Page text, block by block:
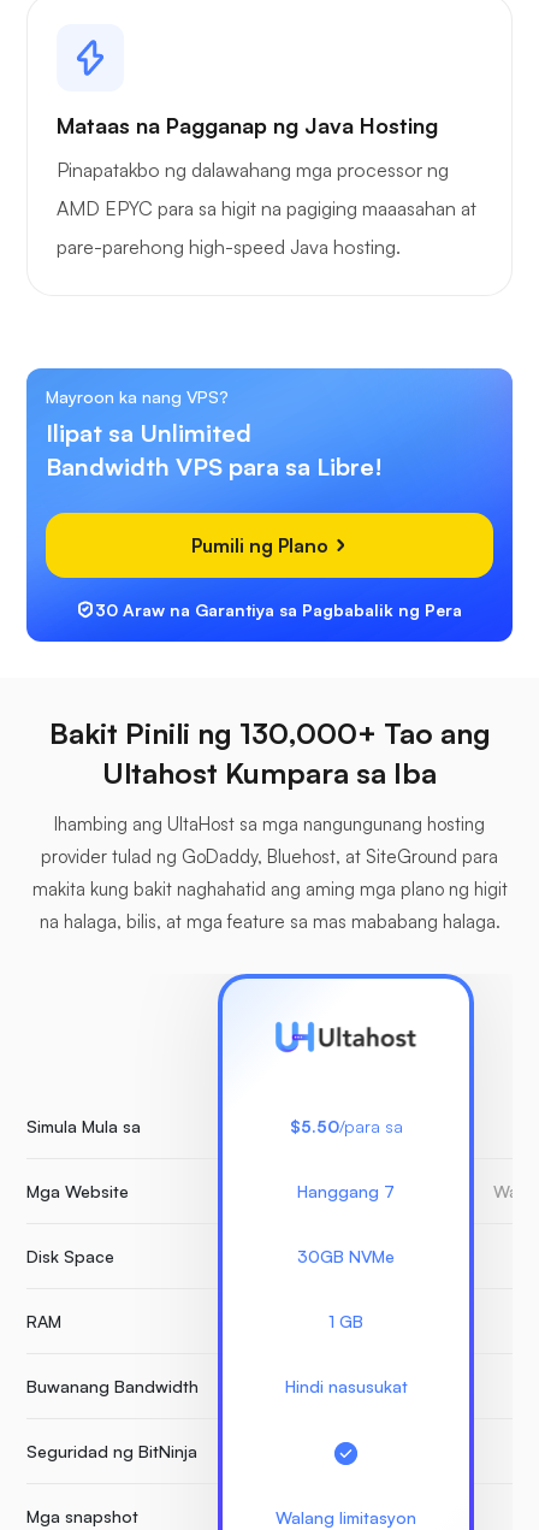
Mataas na Pagganap ng Java Hosting
Pinapatakbo ng dalawahang mga processor ng
AMD EPYC para sa higit na pagiging maaasahan at
pare-parehong high-speed Java hosting.
Mayroon ka nang VPS?
Ilipat sa Unlimited
Bandwidth VPS para sa Libre!
Pumili ng Plano
30 Araw na Garantiya sa Pagbabalik ng Pera
Bakit Pinili ng 130,000+ Tao ang
Ultahost Kumpara sa Iba
Ihambing ang UltaHost sa mga nangungunang hosting
provider tulad ng GoDaddy, Bluehost, at SiteGround para
makita kung bakit naghahatid ang aming mga plano ng higit
na halaga, bilis, at mga feature sa mas mababang halaga.
Simula Mula sa
Mga Website
Disk Space
RAM
Buwanang Bandwidth
Seguridad ng BitNinja
Mga snapshot
$5.50/para sa
Hanggang 7
30GB NVMe
1 GB
Hindi nasusukat
Walang limitasyon